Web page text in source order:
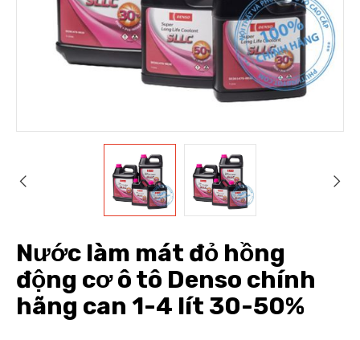
Nước làm mát đỏ hồng
động cơ ô tô Denso chính
hãng can 1-4 lít 30-50%